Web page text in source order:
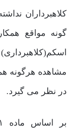
کلاهبرداران
گونه مواقع
مشاهده هرگونه
در نظر می ‌گیرد.